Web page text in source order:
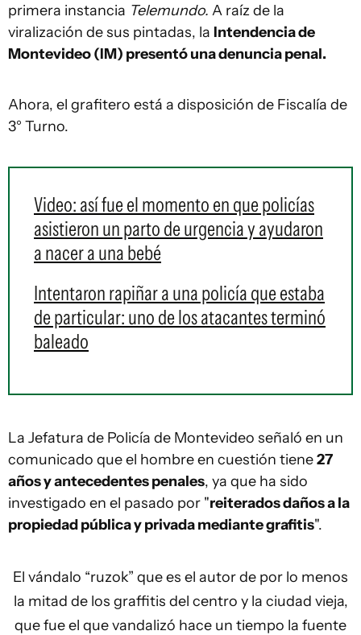
primera instancia Telemundo. A raíz de la
viralización de sus pintadas, la Intendencia de
Montevideo (IM) presentó una denuncia penal.
Ahora, el grafitero está a disposición de Fiscalía de
3° Turno.
Video: así fue el momento en que policías
asistieron un parto de urgencia y ayudaron
a nacer a una bebé
Intentaron rapiñar a una policía que estaba
de particular: uno de los atacantes terminó
baleado
La Jefatura de Policía de Montevideo señaló en un
comunicado que el hombre en cuestión tiene27
años y antecedentes penales, ya que ha sido
investigado en el pasado por "reiterados daños a la
propiedad pública y privada mediante grafitis".
El vándalo “ruzok” que es el autor de por lo menos
la mitad de los graffitis del centro y la ciudad vieja,
que fue el que vandalizó hace un tiempo la fuente